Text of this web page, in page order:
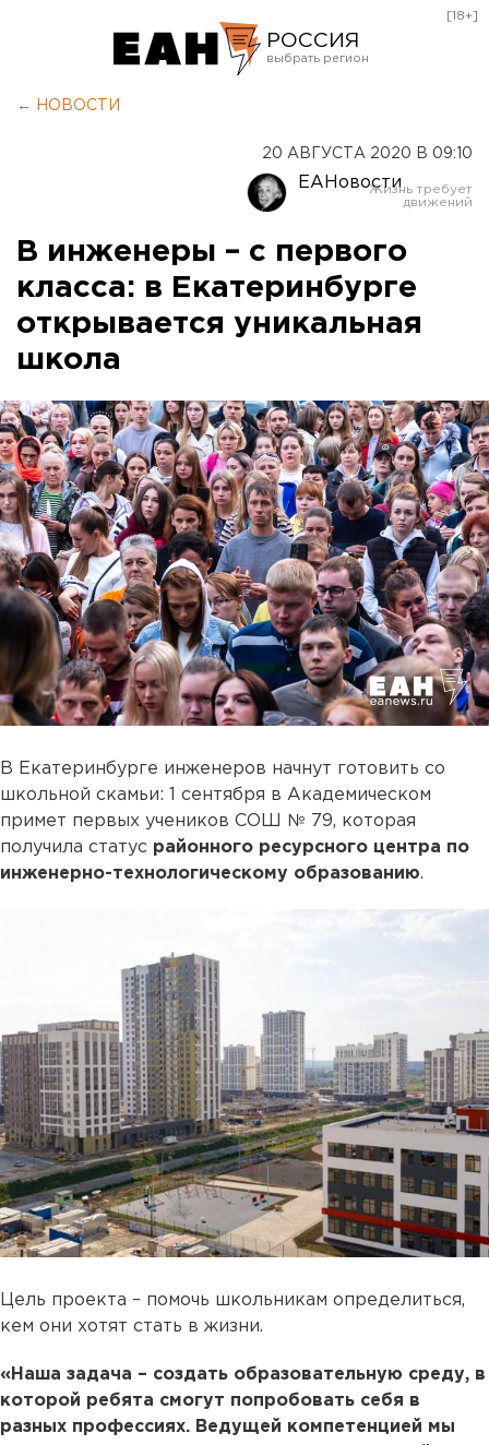
РОССИЯ
Оренбург
[18+]
← НОВОСТИ
20 АВГУСТА 2020 В 09:10
ЕАНовости
В инженеры – с первого
класса: в Екатеринбурге
открывается уникальная
школа
В Екатеринбурге инженеров начнут готовить со
школьной скамьи: 1 сентября в Академическом
примет первых учеников СОШ № 79, которая
получила статус районного ресурсного центра по
инженерно-технологическому образованию.
Цель проекта – помочь школьникам определиться,
кем они хотят стать в жизни.
«Наша задача – создать образовательную среду, в
которой ребята смогут попробовать себя в
разных профессиях. Ведущей компетенцией мы